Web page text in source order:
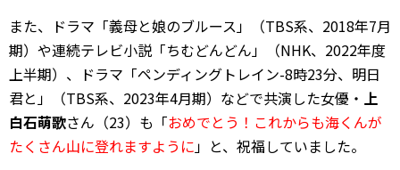
また、ドラマ「義母と娘のブルース」（TBS系、2018年7月
期）や連続テレビ小説「ちむどんどん」（NHK、2022年度
上半期）、ドラマ「ペンディングトレイン-8時23分、明日
君と」（TBS系、2023年4月期）などで共演した女優・ 上
白石萌歌さん（23）も「おめでとう！これからも海くんが
たくさん山に登れますように」と、祝福していました。